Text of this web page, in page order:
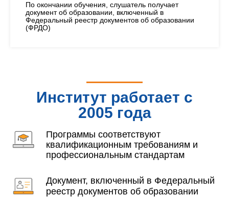
По окончании обучения, слушатель получает
документ об образовании, включенный в
Федеральный реестр документов об образовании
(ФРДО)
Институт работает с
2005 года
Программы соответствуют
квалификационным требованиям и
профессиональным стандартам
Документ, включенный в Федеральный
реестр документов об образовании